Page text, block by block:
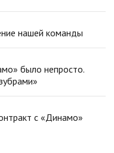
нашей команды
было непросто.
с «Динамо»